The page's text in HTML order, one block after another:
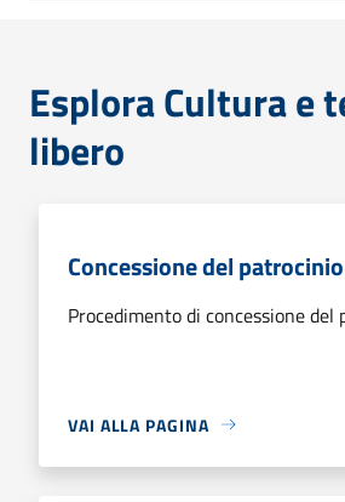
Esplora Cultura e
libero
Concessione del patrocinio
Procedimento di concessione del
VAI ALLA PAGINA